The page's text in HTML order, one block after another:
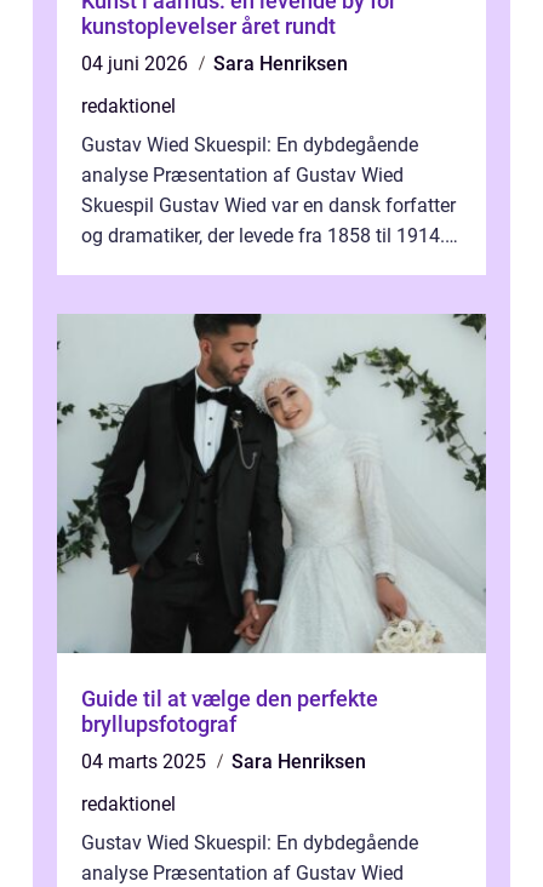
kunstoplevelser året rundt
04 juni 2026
Sara Henriksen
redaktionel
Gustav Wied Skuespil: En dybdegående
analyse Præsentation af Gustav Wied
Skuespil Gustav Wied var en dansk forfatter
og dramatiker, der levede fra 1858 til 1914.
Guide til at vælge den perfekte
bryllupsfotograf
04 marts 2025
Sara Henriksen
redaktionel
Gustav Wied Skuespil: En dybdegående
analyse Præsentation af Gustav Wied